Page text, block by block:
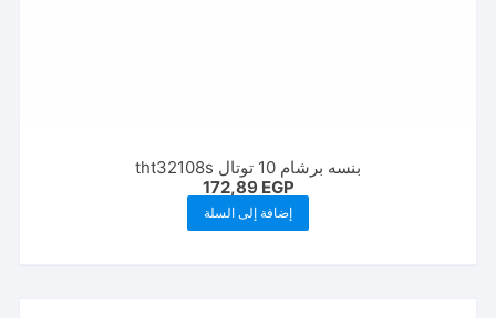
بنسه برشام 10 توتال tht32108s
172,89 EGP
إضافة إلى السلة